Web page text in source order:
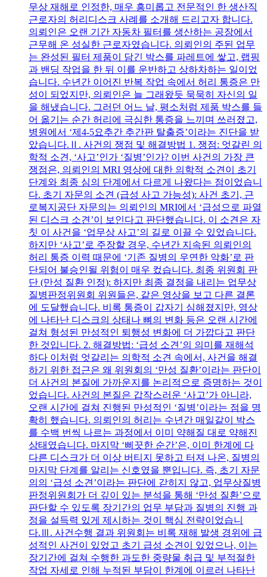
무상 재해로 인정한, 매우 흥미롭고 전문적인 한 생산직
근로자의 허리디스크 사례를 소개해 드리고자 합니다.
의뢰인은 오랜 기간 자동차 필터를 생산하는 공장에서
근무해 온 성실한 근로자였습니다. 의뢰인의 주된 업무
는 완성된 필터 제품이 담긴 박스를 파레트에 쌓고, 랩핑
과 밴딩 작업을 한 뒤 이를 운반하고 상하차하는 일이었
습니다. 수년간 이어진 반복 작업 속에서 허리 통증은 만
성이 되었지만, 의뢰인은 늘 그래왔듯 묵묵히 자신의 일
을 해냈습니다. 그러던 어느 날, 평소처럼 제품 박스를 들
어 옮기는 순간 허리에 극심한 통증을 느끼며 쓰러졌고,
병원에서 ‘제4-5요추간 추간판 탈출증’이라는 진단을 받
았습니다.Ⅱ. 사건의 쟁점 및 해결방법 1. 쟁점: 엇갈린 의
학적 소견, ‘사고’인가 ‘질병’인가? 이번 사건의 가장 큰
쟁점은, 의뢰인의 MRI 영상에 대한 의학적 소견이 초기
단계와 최종 심의 단계에서 다르게 나왔다는 점이었습니
다. 초기 자문의 소견 (급성 사고 가능성): 사건 초기, 근
로복지공단 자문의는 의뢰인의 MRI에서 ‘급성으로 파열
된 디스크 소견’이 보인다고 판단했습니다. 이 소견은 자
칫 이 사건을 ‘업무상 사고’의 길로 이끌 수 있었습니다.
하지만 ‘사고’로 주장할 경우, 수년간 지속된 의뢰인의
허리 통증 이력 때문에 ‘기존 질병의 우연한 악화’로 판
단되어 불승인될 위험이 매우 컸습니다. 최종 위원회 판
단 (만성 질환 인정): 하지만 최종 결정을 내리는 업무상
질병판정위원회 위원들은, 같은 영상을 보고 다른 결론
에 도달했습니다. 비록 통증이 갑자기 심해졌지만, 영상
에 나타난 디스크의 상태나 뼈의 변화 등은 오랜 시간에
걸쳐 형성된 만성적인 퇴행성 변화에 더 가깝다고 판단
한 것입니다. 2. 해결방법: ‘급성 소견’의 의미를 재해석
하다 이처럼 엇갈리는 의학적 소견 속에서, 사건을 해결
하기 위한 접근은 왜 위원회의 ‘만성 질환’이라는 판단이
더 사건의 본질에 가까운지를 논리적으로 증명하는 것이
었습니다. 사건의 본질은 갑작스러운 ‘사고’가 아니라,
오랜 시간에 걸쳐 진행된 만성적인 ‘질병’이라는 점을 명
확히 했습니다. 의뢰인의 허리는 수년간 매일같이 박스
를 수백 번씩 나르는 과정에서 이미 약해질 대로 약해진
상태였습니다. 마지막 ‘삐끗한 순간’은, 이미 한계에 다
다른 디스크가 더 이상 버티지 못하고 터져 나온, 질병의
마지막 단계를 알리는 신호였을 뿐입니다. 즉, 초기 자문
의의 ‘급성 소견’이라는 판단에 갇히지 않고, 업무상질병
판정위원회가 더 깊이 있는 분석을 통해 ‘만성 질환’으로
판단할 수 있도록 장기간의 업무 부담과 질병의 진행 과
정을 설득력 있게 제시하는 것이 핵심 전략이었습니
다.Ⅲ. 사건수행 결과 위원회는 비록 재해 발생 경위에 급
성적인 사건이 있었고 초기 급성 소견이 있었으나, 이는
장기간에 걸쳐 수행한 과도한 중량물 취급 및 부적절한
작업 자세로 인해 누적된 부담이 한계에 이르러 나타난